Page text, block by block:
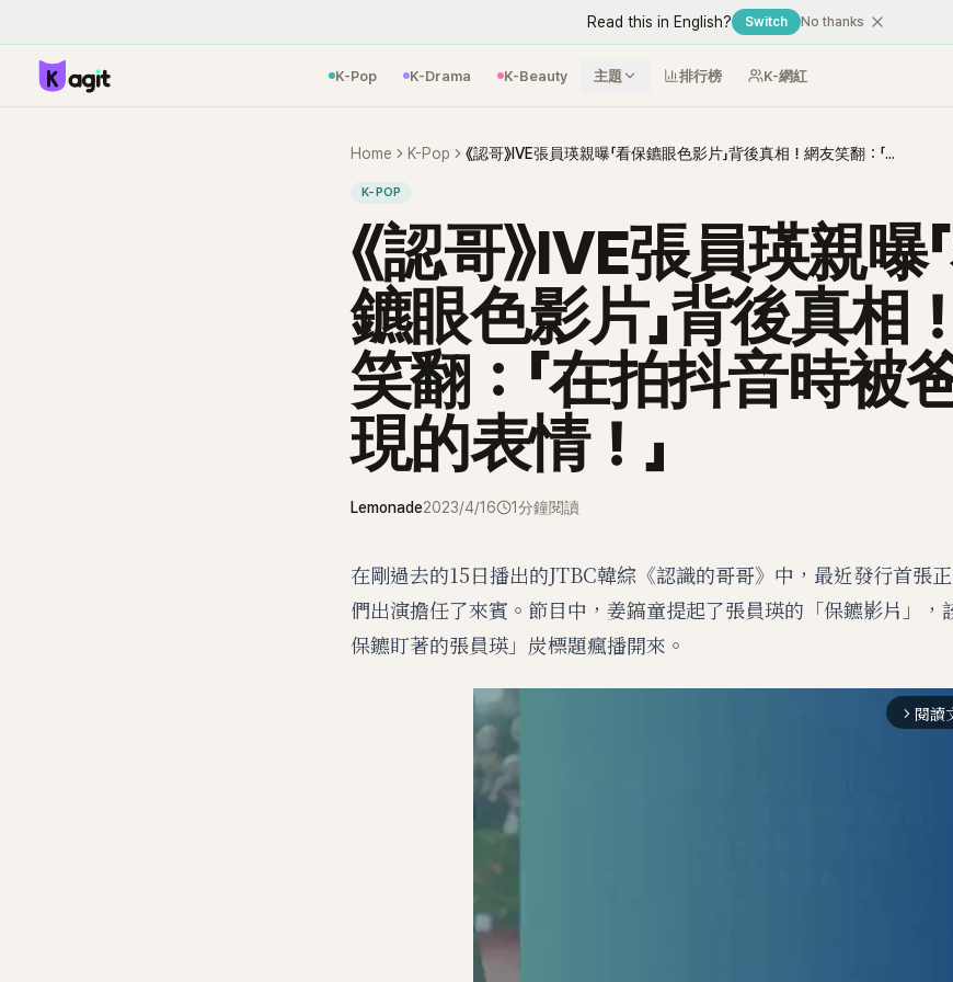
Read this in English? Switch No thanks
K-Pop K-Drama K-Beauty 主題 排行榜 K-網紅
Home K-Pop 《認哥》IVE張員瑛親曝「看保鑣眼色影片」背後真相！網友笑翻：「在拍抖音時被爸爸發現的表情！」
K-POP
《認哥》IVE張員瑛親曝
鑣眼色影片」背後真相
笑翻：「在拍抖音時被
現的表情！」
Lemonade2023/4/16 1分鐘閱讀
在剛過去的15日播出的JTBC韓綜《認識的哥哥》中，最近發行首張
們出演擔任了來賓。節目中，姜鎬童提起了張員瑛的「保鑣影片」，
保鑣盯著的張員瑛」炭標題瘋播開來。
arrow_forward_ios 閱讀